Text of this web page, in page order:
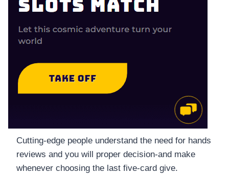
Cutting-edge people understand the need for hands
reviews and you will proper decision-and make
whenever choosing the last five-card give.